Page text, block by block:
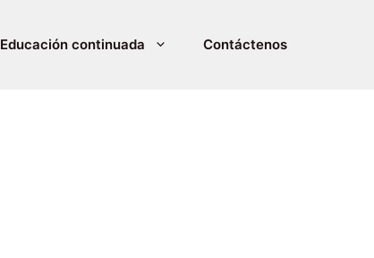
Educación continuada Contáctenos